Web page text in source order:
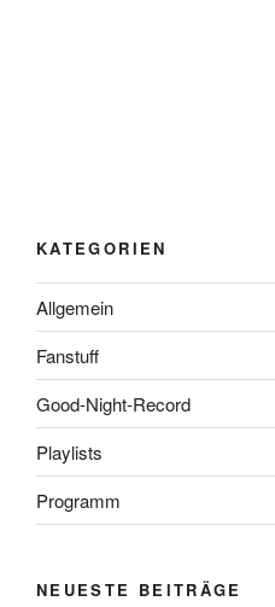
KATEGORIEN
Allgemein
Fanstuff
Good-Night-Record
Playlists
Programm
NEUESTE BEITRÄGE